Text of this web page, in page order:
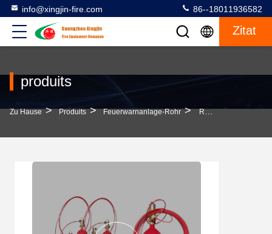
info@xingjin-fire.com 86--18011936582
Zitat
produits
Zu Hause > Produits > Feuerwarnanlage-Rohr > Roter Brandmelder Mit Hoher Empfindlichkeit Und Schneller Reaktion